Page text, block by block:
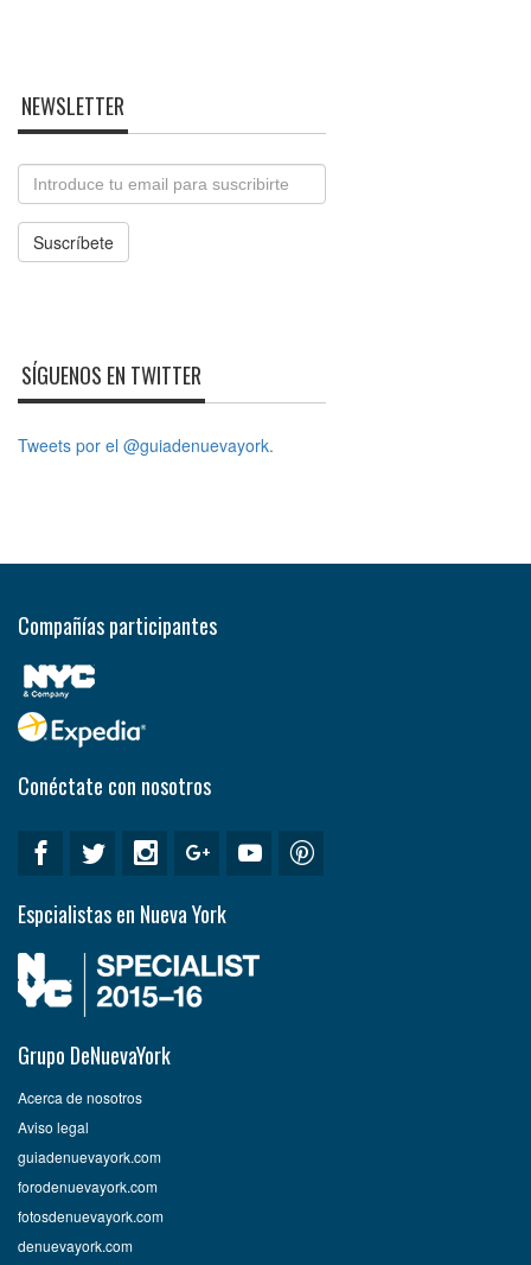
NEWSLETTER
Email
Suscríbete
SÍGUENOS EN TWITTER
Tweets por el @guiadenuevayork.
Compañías participantes
Conéctate con nosotros
Espcialistas en Nueva York
Grupo DeNuevaYork
Acerca de nosotros
Aviso legal
guiadenuevayork.com
forodenuevayork.com
fotosdenuevayork.com
denuevayork.com